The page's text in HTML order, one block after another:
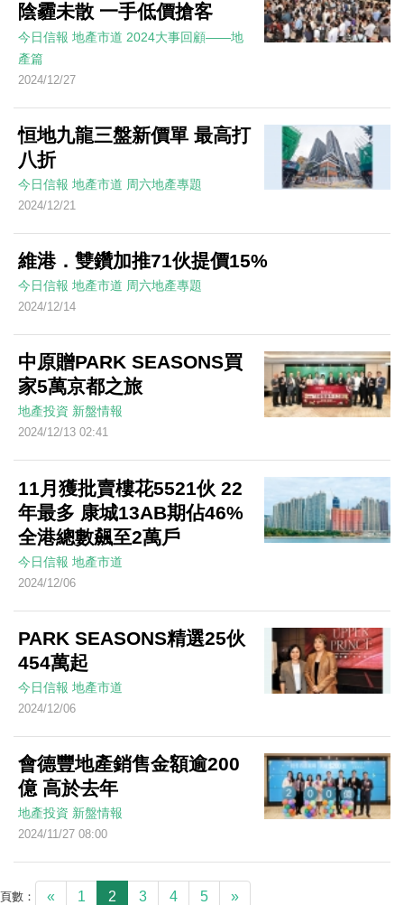
陰霾未散 一手低價搶客
今日信報 地產市道 2024大事回顧——地
產篇
2024/12/27
恒地九龍三盤新價單 最高打
八折
今日信報 地產市道 周六地產專題
2024/12/21
維港．雙鑽加推71伙提價15%
今日信報 地產市道 周六地產專題
2024/12/14
中原贈PARK SEASONS買
家5萬京都之旅
地產投資 新盤情報
2024/12/13 02:41
11月獲批賣樓花5521伙 22
年最多 康城13AB期佔46%
全港總數飆至2萬戶
今日信報 地產市道
2024/12/06
PARK SEASONS精選25伙
454萬起
今日信報 地產市道
2024/12/06
會德豐地產銷售金額逾200
億 高於去年
地產投資 新盤情報
2024/11/27 08:00
頁數： « 1 2 3 4 5 »